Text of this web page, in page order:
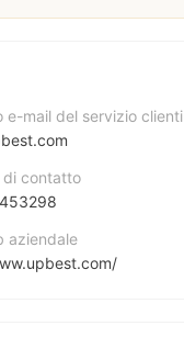
e-mail del servizio clienti
di contatto
aziendale